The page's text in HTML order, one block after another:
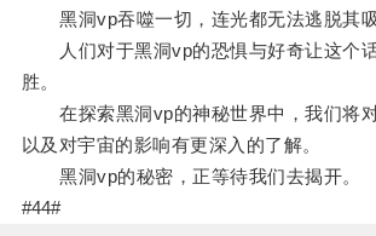
黑洞vp吞噬一切，连光都无法逃脱其吸
人们对于黑洞vp的恐惧与好奇让这个话
胜。
在探索黑洞vp的神秘世界中，我们将对
以及对宇宙的影响有更深入的了解。
黑洞vp的秘密，正等待我们去揭开。
#44#